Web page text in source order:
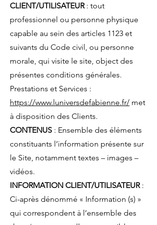
CLIENT/UTILISATEUR : tout
professionnel ou personne physique
capable au sein des articles 1123 et
suivants du Code civil, ou personne
morale, qui visite le site, object des
présentes conditions générales.
Prestations et Services :
https://www.luniversdefabienne.fr/ met
à disposition des Clients.
CONTENUS : Ensemble des éléments
constituants l’information présente sur
le Site, notamment textes – images –
vidéos.
INFORMATION CLIENT/UTILISATEUR:
Ci-après dénommé « Information (s) »
qui correspondent à l’ensemble des